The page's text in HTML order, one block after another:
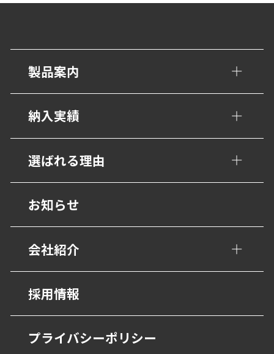
製品案内
手すり・壁面ガード
トイレ/介護補助手すり
衝撃吸収材・保護材
階段ノンスリップ
歩行用誘導鋲・点字鋲
避難・誘導
グレーチング・側溝
抗菌・抗ウイルス技術
BEP・ステンレス仕上げ
納入実績
公共・文化施設
学校・教育施設
幼保・子育て施設
医療施設
福祉・高齢者施設
宿泊・観光施設
商業・オフィス施設
選ばれる理由
設計事務所の皆様へ
お知らせ
会社紹介
会社概要
営業所
沿革
採用情報
プライバシーポリシー